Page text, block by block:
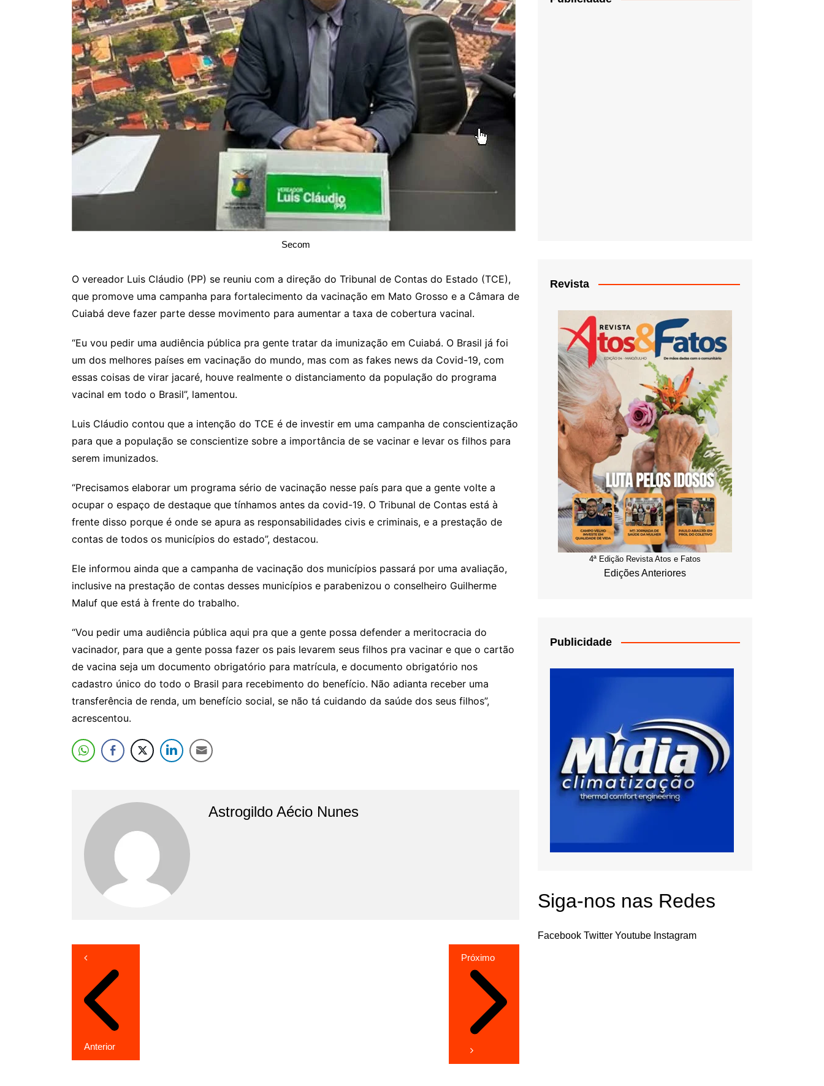
Secom
O vereador Luis Cláudio (PP) se reuniu com a direção do Tribunal de Contas do Estado (TCE),
que promove uma campanha para fortalecimento da vacinação em Mato Grosso e a Câmara de
Cuiabá deve fazer parte desse movimento para aumentar a taxa de cobertura vacinal.
“Eu vou pedir uma audiência pública pra gente tratar da imunização em Cuiabá. O Brasil já foi
um dos melhores países em vacinação do mundo, mas com as fakes news da Covid-19, com
essas coisas de virar jacaré, houve realmente o distanciamento da população do programa
vacinal em todo o Brasil”, lamentou.
Luis Cláudio contou que a intenção do TCE é de investir em uma campanha de conscientização
para que a população se conscientize sobre a importância de se vacinar e levar os filhos para
serem imunizados.
“Precisamos elaborar um programa sério de vacinação nesse país para que a gente volte a
ocupar o espaço de destaque que tínhamos antes da covid-19. O Tribunal de Contas está à
frente disso porque é onde se apura as responsabilidades civis e criminais, e a prestação de
contas de todos os municípios do estado”, destacou.
Ele informou ainda que a campanha de vacinação dos municípios passará por uma avaliação,
inclusive na prestação de contas desses municípios e parabenizou o conselheiro Guilherme
Maluf que está à frente do trabalho.
“Vou pedir uma audiência pública aqui pra que a gente possa defender a meritocracia do
vacinador, para que a gente possa fazer os pais levarem seus filhos pra vacinar e que o cartão
de vacina seja um documento obrigatório para matrícula, e documento obrigatório nos
cadastro único do todo o Brasil para recebimento do benefício. Não adianta receber uma
transferência de renda, um benefício social, se não tá cuidando da saúde dos seus filhos”,
acrescentou.
Astrogildo Aécio Nunes
Navegação
Post
Anterior
Próximo
Revista
4ª Edição Revista Atos e Fatos
Edições Anteriores
Publicidade
Siga-nos nas Redes
Facebook Twitter Youtube Instagram